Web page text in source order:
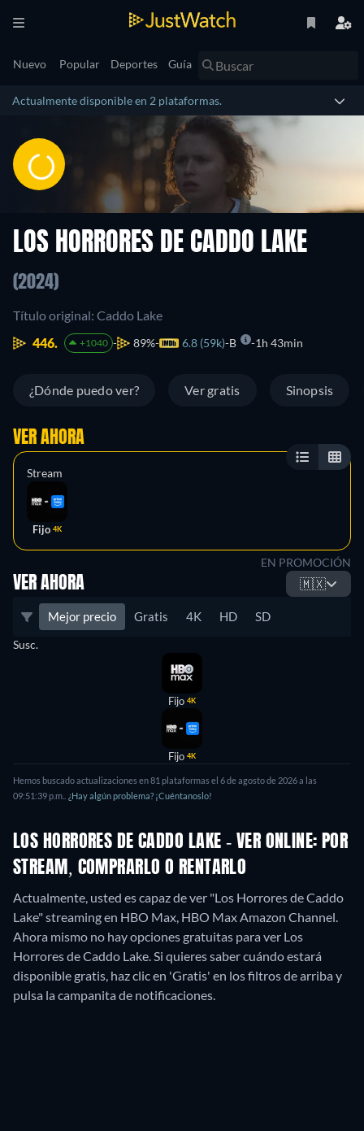
Nuevo Popular Deportes Guía
Actualmente disponible en 2 plataformas.
LOS HORRORES DE CADDO LAKE
(2024)
Título original: Caddo Lake
446.
+1040 89% 6.8 (59k) B 1h 43min
¿Dónde puedo ver? Ver gratis Sinopsis
VER AHORA
Stream
Fijo 4K
EN PROMOCIÓN
VER AHORA 🇲🇽
Mejor precio Gratis 4K HD SD
Susc.
Fijo 4K
Fijo 4K
Hemos buscado actualizaciones en81 plataformas el 6 de agosto de 2026a las
09:51:39 p.m.
¿Hay algún problema? ¡Cuéntanoslo!
LOS HORRORES DE CADDO LAKE - VER ONLINE: POR
STREAM, COMPRARLO O RENTARLO
Actualmente, usted es capaz de ver "Los Horrores de Caddo
Lake" streaming en HBO Max, HBO Max Amazon Channel.
Ahora mismo no hay opciones gratuitas para ver Los
Horrores de Caddo Lake. Si quieres saber cuándo estará
disponible gratis, haz clic en 'Gratis' en los filtros de arriba y
pulsa la campanita de notificaciones.